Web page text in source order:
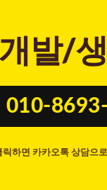
발/
010-
하면 카카오톡 상담으